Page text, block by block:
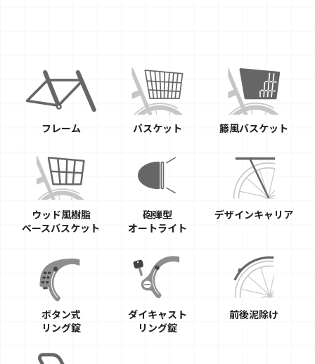
フレーム バスケット 籐風バスケット
ウッド風樹脂
ベースバスケット
砲弾型
オートライト
デザインキャリア
ボタン式
リング錠
ダイキャスト
リング錠
前後泥除け